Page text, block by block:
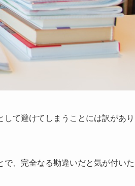
て避けてしまうことには訳があり
、完全なる勘違いだと気が付いた